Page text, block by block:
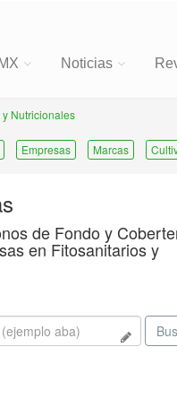
Noticias
Nutricionales
Empresas Marcas
de Fondo y
en Fitosanitarios y